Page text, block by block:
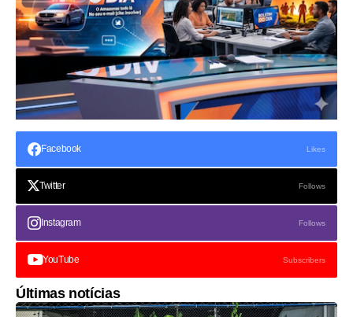
Facebook Likes
Twitter Follows
Instagram Follows
YouTube Subscribers
Últimas notícias